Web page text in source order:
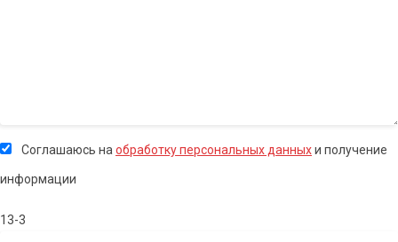
Соглашаюсь на обработку персональных данныхи получение
информации
13-3